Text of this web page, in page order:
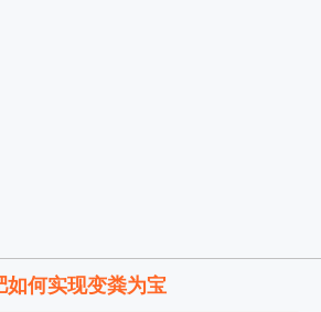
如何实现变粪为宝